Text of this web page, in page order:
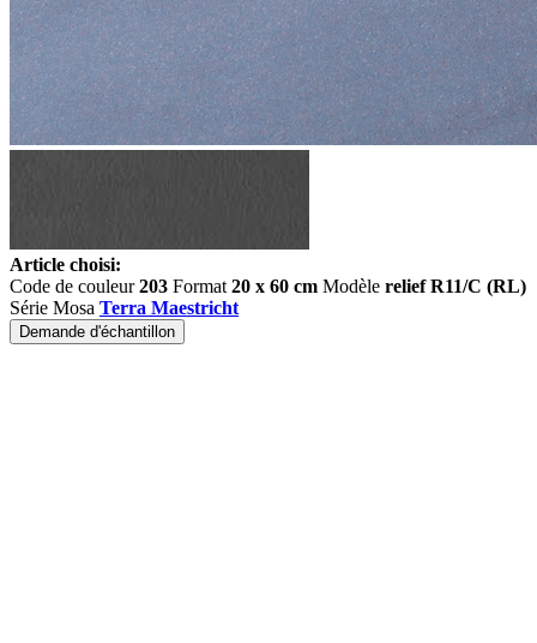
Article choisi:
Code de couleur203 Format 20 x 60 cm Modèle relief R11/C (RL)
Série Mosa Terra Maestricht
Demande d'échantillon